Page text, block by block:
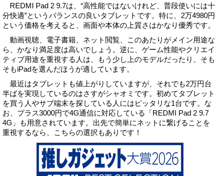
REDMI Pad 2 9.7は、“高性能ではないけれど、普段使いには十
分快適”というバランスの良いタブレットです。特に、2万4980円
という価格を考えると、画面や本体の上質さはかなり優秀です。
動画視聴、電子書籍、ネット閲覧、このあたりがメイン用途な
ら、かなり満足度は高いでしょう。逆に、ゲーム性能やクリエイ
ティブ用途を重視する人は、もう少し上のモデルだったり、そも
そもiPadを選んだほうが適しています。
最近はタブレットも値上がりしていますが、それでも2万円台
半ばを実現しているのはさすがシャオミです。初めてタブレット
を買う人やサブ端末を探している人にはピッタリな1台です。な
お、プラス3000円で4G通信に対応している「REDMI Pad 2 9.7
4G」も用意されています。出先で簡単にネットに繋げることを
重視するなら、こちらの選択もありです！